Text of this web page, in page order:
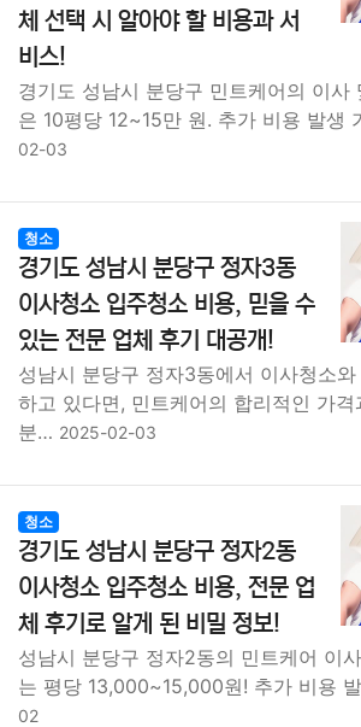
체 선택 시 알아야 할 비용과 서
비스!
경기도 성남시 분당구 민트케어의 이사
은 10평당 12~15만 원. 추가 비용 발생
02-03
청소
경기도 성남시 분당구 정자3동
이사청소 입주청소 비용, 믿을 수
있는 전문 업체 후기 대공개!
성남시 분당구 정자3동에서 이사청소
하고 있다면, 민트케어의 합리적인 가격
분… 2025-02-03
청소
경기도 성남시 분당구 정자2동
이사청소 입주청소 비용, 전문 업
체 후기로 알게 된 비밀 정보!
성남시 분당구 정자2동의 민트케어 이
는 평당 13,000~15,000원! 추가 비용
02